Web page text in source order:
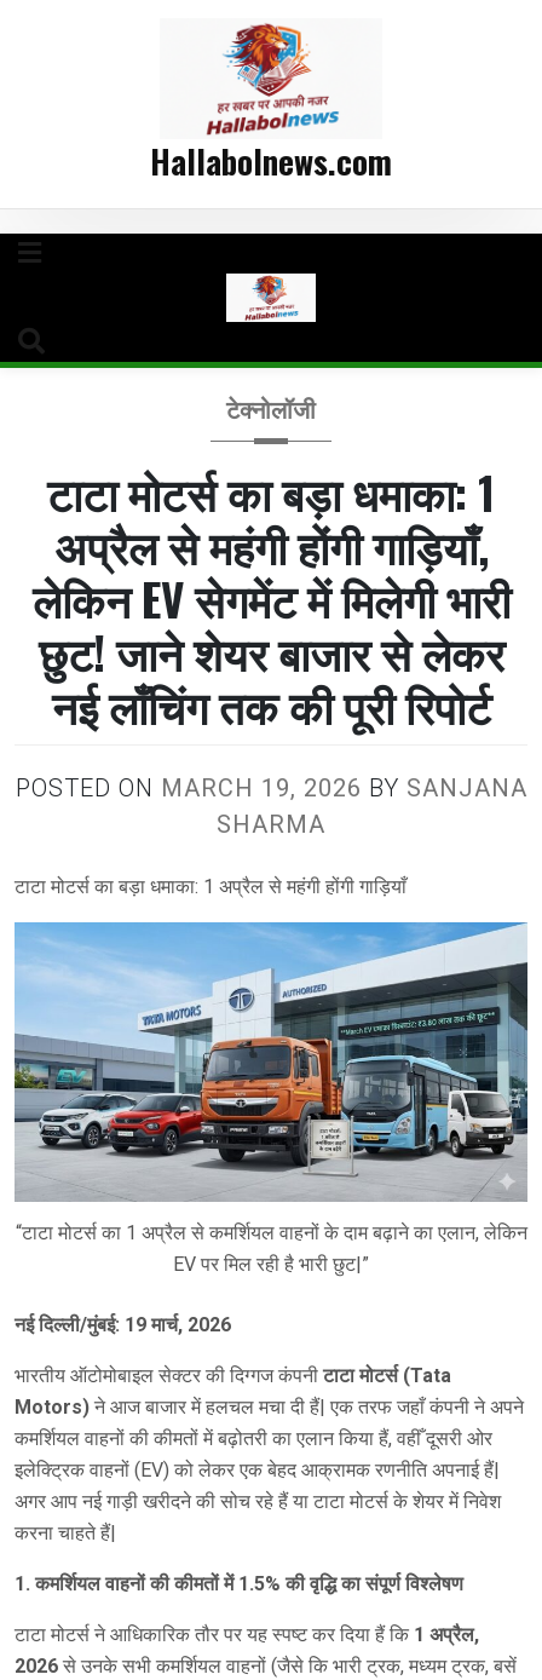
Hallabolnews.com
टेक्नोलॉजी
टाटा मोटर्स का बड़ा धमाका: 1
अप्रैल से महंगी होंगी गाड़ियाँ,
लेकिन EV सेगमेंट में मिलेगी भारी
छुट! जाने शेयर बाजार से लेकर
नई लाँचिंग तक की पूरी रिपोर्ट
POSTED ON MARCH 19, 2026 BY SANJANA
SHARMA
टाटा मोटर्स का बड़ा धमाका: 1 अप्रैल से महंगी होंगी गाड़ियाँ
“टाटा मोटर्स का 1 अप्रैल से कमर्शियल वाहनों के दाम बढ़ाने का एलान, लेकिन
EV पर मिल रही है भारी छुट|”
नई दिल्ली/मुंबई: 19 मार्च, 2026
भारतीय ऑटोमोबाइल सेक्टर की दिग्गज कंपनीटाटा मोटर्स (Tata
Motors) ने आज बाजार में हलचल मचा दी हैं| एक तरफ जहाँ कंपनी ने अपने
कमर्शियल वाहनों की कीमतों में बढ़ोतरी का एलान किया हैं, वहीँ दूसरी ओर
इलेक्ट्रिक वाहनों (EV) को लेकर एक बेहद आक्रामक रणनीति अपनाई हैं|
अगर आप नई गाड़ी खरीदने की सोच रहे हैं या टाटा मोटर्स के शेयर में निवेश
करना चाहते हैं|
1. कमर्शियल वाहनों की कीमतों में 1.5% की वृद्धि का संपूर्ण विश्लेषण
टाटा मोटर्स ने आधिकारिक तौर पर यह स्पष्ट कर दिया हैं कि 1 अप्रैल,
2026 से उनके सभी कमर्शियल वाहनों (जैसे कि भारी ट्रक, मध्यम ट्रक, बसें